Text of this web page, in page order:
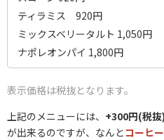
ティラミス 920円
ミックスベリータルト 1,050円
ナポレオンパイ 1,800円
表示価格は税抜となります。
上記のメニューには、 +300円(税
が出来るのですが、なんとコーヒ